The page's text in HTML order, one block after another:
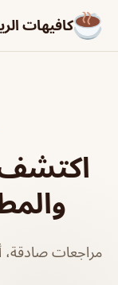
كافيهات
اكتشف
مراجعات صادقة،